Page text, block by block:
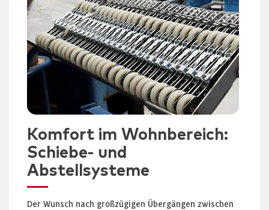
Komfort im Wohnbereich:
Schiebe- und
Abstellsysteme
Der Wunsch nach großzügigen Übergängen zwischen